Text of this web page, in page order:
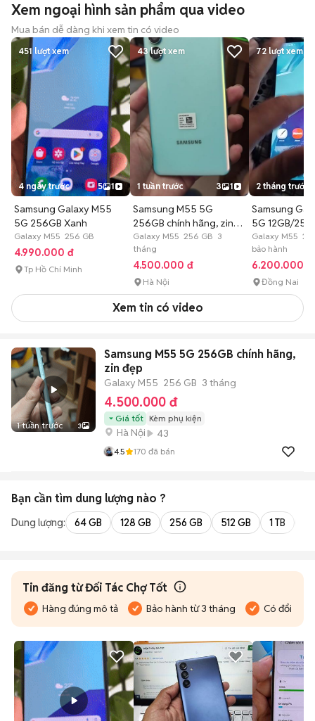
Xem ngoại hình sản phẩm qua video
Mua bán dễ dàng khi xem tin có video
451lượt xem
4 ngày trước 5 1
Samsung Galaxy M55
5G 256GB Xanh
Galaxy M55 256 GB
4.990.000 đ
Tp Hồ Chí Minh
43lượt xem
1 tuần trước 3 1
Samsung M55 5G
256GB chính hãng, zin
đẹp
Galaxy M55 256 GB 3
tháng
4.500.000 đ
Hà Nội
72lượt xem
2 tháng trước
Samsung
5G 12GB/
đậm
Galaxy M55
bảo hành
6.200.000 đ
Đồng Nai
Xem tin có video
1 tuần trước 3
Samsung M55 5G 256GB chính hãng,
zin đẹp
Galaxy M55 256 GB 3 tháng
4.500.000 đ
Giá tốt Kèm phụ kiện
Hà Nội 43
4.5 170 đã bán
Bạn cần tìm dung lượng nào ?
Dung lượng: 64 GB 128 GB 256 GB 512 GB 1 TB
Tin đăng từ Đối Tác Chợ Tốt
Hàng đúng mô tả Bảo hành từ 3 tháng Có đổi trả